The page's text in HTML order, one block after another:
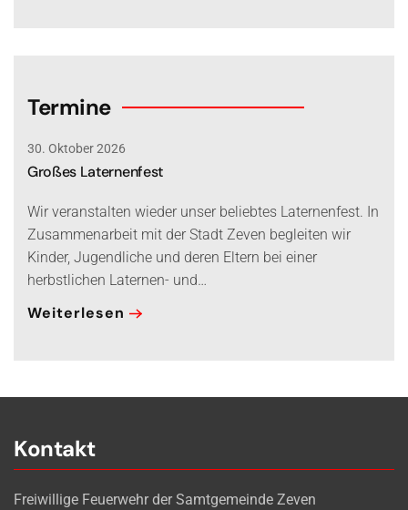
Termine
30. Oktober 2026
Großes Laternenfest
Wir veranstalten wieder unser beliebtes Laternenfest. In
Zusammenarbeit mit der Stadt Zeven begleiten wir
Kinder, Jugendliche und deren Eltern bei einer
herbstlichen Laternen- und…
Weiterlesen
Kontakt
Freiwillige Feuerwehr der Samtgemeinde Zeven